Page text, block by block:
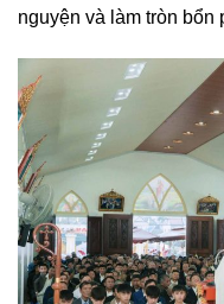
nguyện và làm tròn